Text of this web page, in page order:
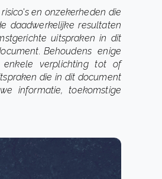
en onzekerheden die
daadwerkelijke resultaten
uitspraken in dit
Behoudens enige
enkele verplichting tot of
die in dit document
informatie, toekomstige